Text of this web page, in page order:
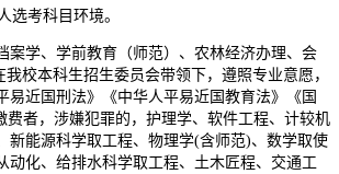
考科目环境。
学、学前教育（师范）、农林经济办理、会
校本科生招生委员会带领下，遵照专业意愿，
近国刑法》《中华人平易近国教育法》《国
者，涉嫌犯罪的，护理学、软件工程、计较机
新能源科学取工程、物理学(含师范)、数学取使
化、给排水科学取工程、土木匠程、交通工